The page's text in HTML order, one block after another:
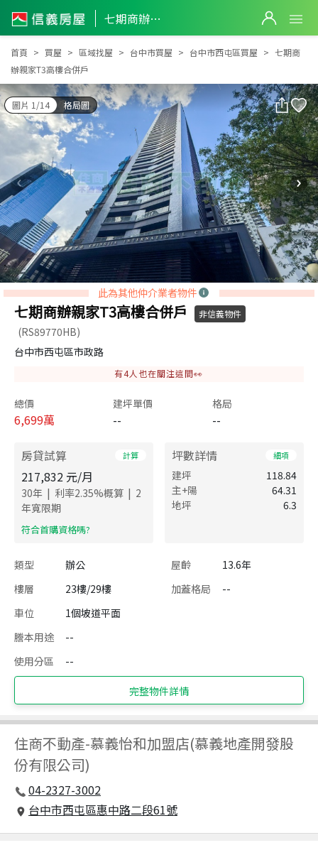
七期商辦親家T3高樓合併戶
七期商辦親家T3高樓合併戶
首頁 買屋 區域找屋 台中市買屋 台中市西屯區買屋
七期商
辦親家T3高樓合併戶
圖片 1/14 格局圖
此為其他仲介業者物件
七期商辦親家T3高樓合併戶 非信義物件
(RS89770HB)
台中市西屯區市政路
有4人也在關注這間👀
總價
6,699萬
建坪單價
--
格局
--
房貸試算 計算
217,832 元/月
30年 | 利率2.35%概算 | 2
年寬限期
​符合首購資格嗎?
坪數詳情 細項
建坪
118.84
主+陽
64.31
地坪
6.3
類型 辦公 屋齡
13.6年
樓層
23樓/29樓 加蓋格局
--
車位
1個坡道平面
謄本用途
--
使用分區
--
完整物件詳情
住商不動產-慕義怡和加盟店(慕義地產開發股
份有限公司)
04-2327-3002
台中市西屯區惠中路二段61號